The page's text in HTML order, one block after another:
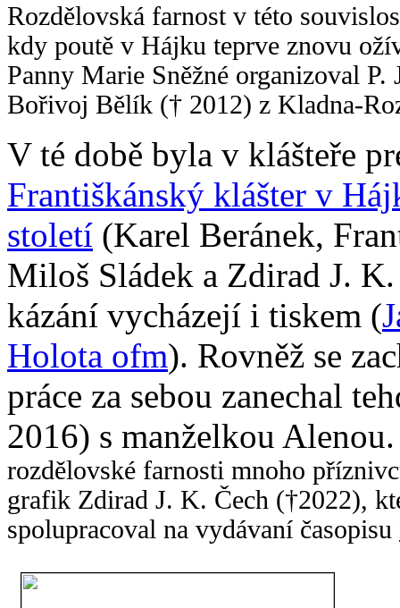
Rozdělovská farnost v této
kdy poutě v Hájku teprve znovu
Panny Marie Sněžné organizoval
Bořivoj Bělík († 2012) z Kladna-
V té době byla v klášteře
Františkánský klášter v
století (Karel Beránek,
Miloš Sládek a Zdirad J.
kázání vycházejí i tiskem (
Holota ofm). Rovněž se
práce za sebou zanechal
2016) s manželkou
rozdělovské farnosti mnoho
grafik Zdirad J. K. Čech (†2022),
spolupracoval na vydávaní časopisu